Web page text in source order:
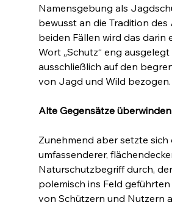
Namensgebung als
bewusst an die Tradition des
beiden Fällen wird das darin
Wort „Schutz“ eng
ausschließlich auf den
von Jagd und Wild bezogen.
Alte Gegensätze überwinden
Zunehmend aber setzte sich
umfassenderer,
Naturschutzbegriff durch,
polemisch ins Feld
von Schützern und Nutzern